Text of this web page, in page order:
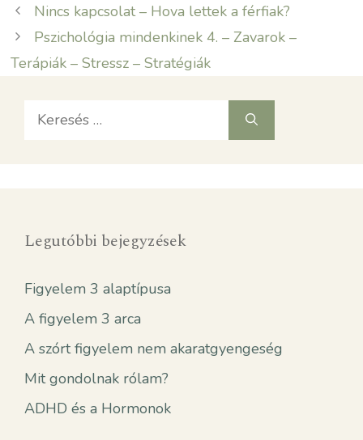
Nincs kapcsolat – Hova lettek a férfiak?
Pszichológia mindenkinek 4. – Zavarok –
Terápiák – Stressz – Stratégiák
Keresés:
Legutóbbi bejegyzések
Figyelem 3 alaptípusa
A figyelem 3 arca
A szórt figyelem nem akaratgyengeség
Mit gondolnak rólam?
ADHD és a Hormonok